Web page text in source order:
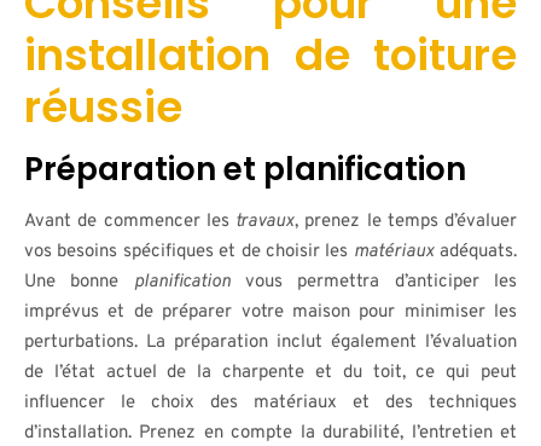
installation de toiture
réussie
Préparation et planification
Avant de commencer les travaux, prenez le temps d’évaluer
vos besoins spécifiques et de choisir les matériauxadéquats.
Une bonne planificationvous permettra d’anticiper les
imprévus et de préparer votre maison pour minimiser les
perturbations. La préparation inclut également l’évaluation
de l’état actuel de la charpente et du toit, ce qui peut
influencer le choix des matériaux et des techniques
d’installation. Prenez en compte la durabilité, l’entretien et